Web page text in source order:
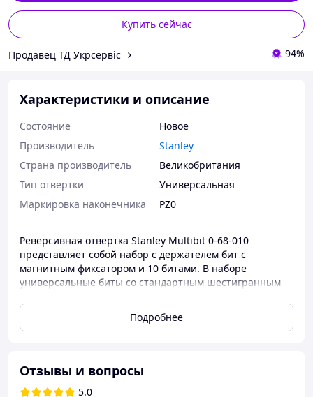
Купить сейчас
Продавец ТД Укрсервіс 94%
Характеристики и описание
Состояние
Новое
Производитель
Stanley
Страна производитель
Великобритания
Тип отвертки
Универсальная
Маркировка наконечника
PZ0
Реверсивная отвертка Stanley Multibit 0-68-010
представляет собой набор с держателем бит с
магнитным фиксатором и 10 битами. В наборе
универсальные биты со стандартным шестигранным
древесине или металле. Биты выполнены из кованой
стали, шлифованы для долговременного
Конструктивные особенности:
Подробнее
Отзывы и вопросы
5.0